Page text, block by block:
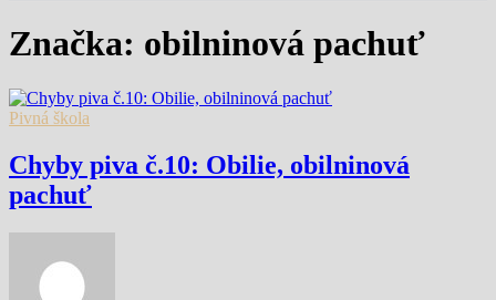
Značka: obilninová pachuť
Pivná škola
Chyby piva č.10: Obilie, obilninová
pachuť